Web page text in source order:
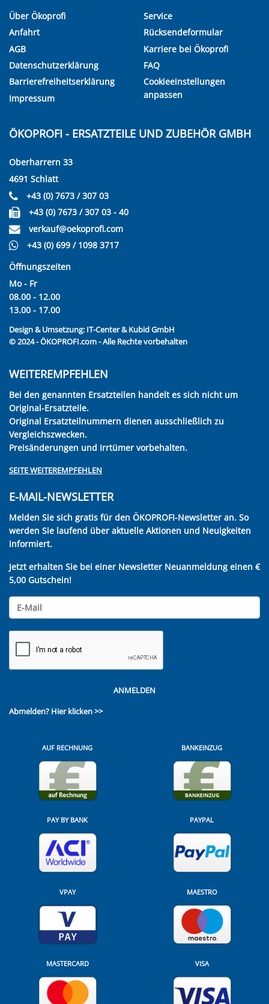
Über Ökoprofi
Anfahrt
AGB
Datenschutzerklärung
Barrierefreiheitserklärung
Impressum
Service
Rücksendeformular
Karriere bei Ökoprofi
FAQ
Cookieeinstellungen
anpassen
ÖKOPROFI - ERSATZTEILE UND ZUBEHÖR GMBH
Oberharrern 33
4691 Schlatt
+43 (0) 7673 / 307 03
+43 (0) 7673 / 307 03 - 40
verkauf@oekoprofi.com
+43 (0) 699 / 1098 3717
Öffnungszeiten
Mo - Fr
08.00 - 12.00
13.00 - 17.00
Design & Umsetzung: IT-Center & Kubid GmbH
© 2024 - ÖKOPROFI.com - Alle Rechte vorbehalten
WEITEREMPFEHLEN
Bei den genannten Ersatzteilen handelt es sich nicht um
Original-Ersatzteile.
Original Ersatzteilnummern dienen ausschließlich zu
Vergleichszwecken.
Preisänderungen und Irrtümer vorbehalten.
SEITE WEITEREMPFEHLEN
E-MAIL-NEWSLETTER
Melden Sie sich gratis für den ÖKOPROFI-Newsletter an. So
werden Sie laufend über aktuelle Aktionen und Neuigkeiten
informiert.
Jetzt erhalten Sie bei einer Newsletter Neuanmeldung einen €
5,00 Gutschein!
ANMELDEN
Abmelden? Hier klicken >>
AUF RECHNUNG BANKEINZUG
PAY BY BANK PAYPAL
VPAY MAESTRO
MASTERCARD VISA